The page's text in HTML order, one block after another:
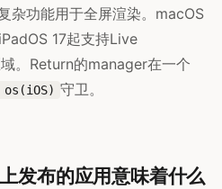
杂功能用于全屏渲染。macOS
17起支持Live
。Return的manager在一个
守卫。
发布的应用意味着什么